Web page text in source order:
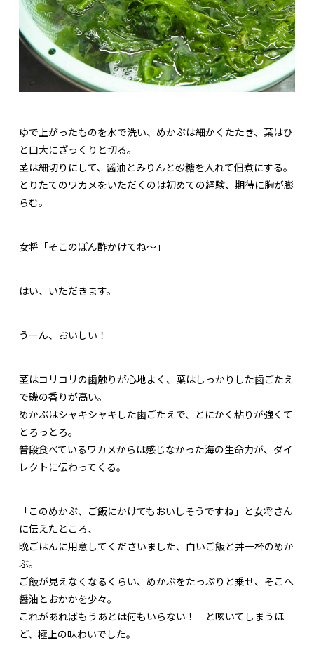
ゆで上がったものを水で洗い、めかぶは細かくたたき、葉はひ
と口大にざっくりと切る。
茎は細切りにして、醤油とみりんと砂糖を入れて佃煮にする。
とりたてのワカメをいただくのは初めての経験、期待に胸が膨
らむ。
女将「そこのぽん酢かけてね～」
はい、いただきます。
うーん、おいしい！
茎はコリコリの歯触りが心地よく、葉はしっかりした歯ごたえ
で磯の香りが高い。
めかぶはシャキシャキした歯ごたえで、とにかく粘りが強くて
とろっとろ。
普段食べているワカメからは感じなかった海の生命力が、ダイ
レクトに伝わってくる。
「このめかぶ、ご飯にかけてもおいしそうですね」と女将さん
に伝えたところ、
晩ごはんに用意してくださいました、白いご飯と丼一杯のめか
ぶ。
ご飯が見えなくなるくらい、めかぶをたっぷりと乗せ、そこへ
醤油とおかかを少々。
これがあればもうあとは何もいらない！ と呟いてしまうほ
ど、極上の味わいでした。